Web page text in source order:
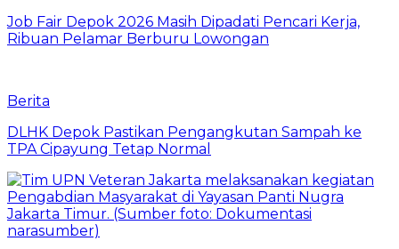
Job Fair Depok 2026 Masih Dipadati Pencari Kerja,
Ribuan Pelamar Berburu Lowongan
Berita
DLHK Depok Pastikan Pengangkutan Sampah ke
TPA Cipayung Tetap Normal